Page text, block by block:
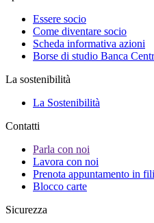
Essere socio
Come diventare socio
Scheda informativa azioni
Borse di studio Banca
La sostenibilità
La Sostenibilità
Contatti
Parla con noi
Lavora con noi
Prenota appuntamento in
Blocco carte
Sicurezza